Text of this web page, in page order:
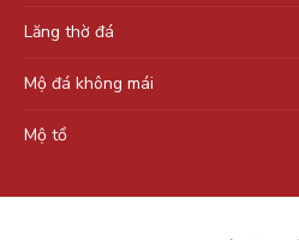
Lăng thờ đá
Mộ đá không mái
Mộ tổ